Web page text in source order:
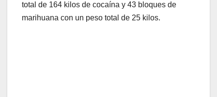
total de 164 kilos de cocaína y 43 bloques de
marihuana con un peso total de 25 kilos.